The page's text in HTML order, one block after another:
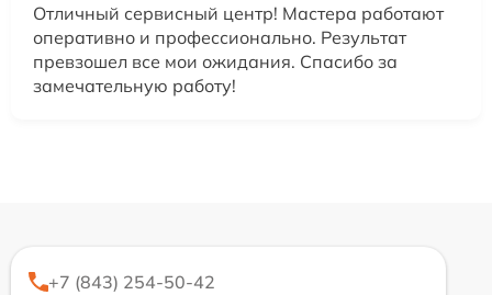
Отличный сервисный центр! Мастера работают
оперативно и профессионально. Результат
превзошел все мои ожидания. Спасибо за
замечательную работу!
+7 (843) 254-50-42